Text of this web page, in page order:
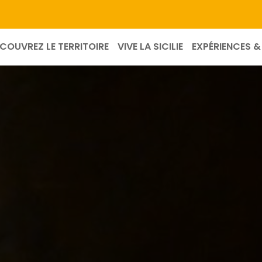
LE TERRITOIRE VIVE LA SICILIE EXPÉRIENCES